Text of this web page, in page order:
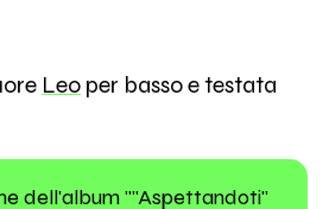
Leoper basso e testata
dell'album ""Aspettandoti"